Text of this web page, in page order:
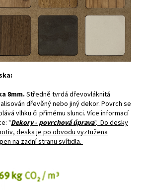
8mm. Středně tvrdá dřevovláknitá
dřevěný nebo jiný dekor. Povrch se
vlhku či přímému slunci. Více informací
"Dekory - povrchová úprava". Do desky
deska je po obvodu vyztužena
na zadní stranu svítidla.